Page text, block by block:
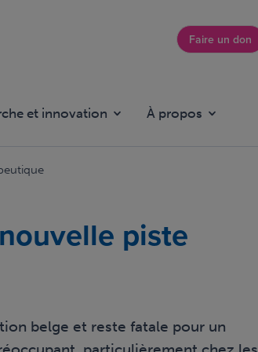
TopFaire un don
et innovation À propos
piste
belge et reste fatale pour un